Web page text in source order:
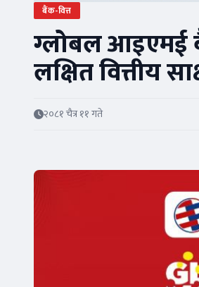
बैंक-वित्त
ग्लोबल आइएमई
लक्षित वित्तीय
२०८१ चैत्र ११ गते